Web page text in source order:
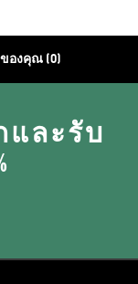
องคุณ (0)
ละรับ